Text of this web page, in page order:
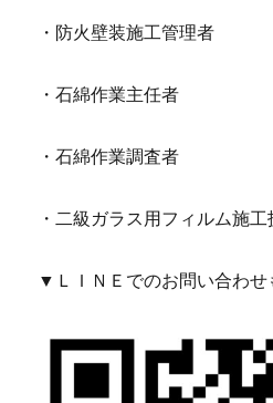
・防火壁装施工管理者
・石綿作業主任者
・石綿作業調査者
・二級ガラス用フィルム施
▼ＬＩＮＥでのお問い合わせ